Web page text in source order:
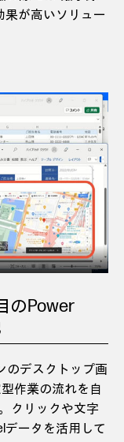
果が高いソリュー
のPower
のデスクトップ画
作業の流れを自
クリックや文字
データを活用して